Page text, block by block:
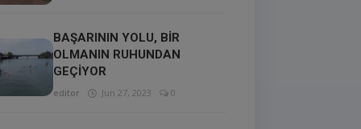
BAŞARININ YOLU, BİR
OLMANIN RUHUNDAN
GEÇİYOR
editor Jun 27, 2023 0